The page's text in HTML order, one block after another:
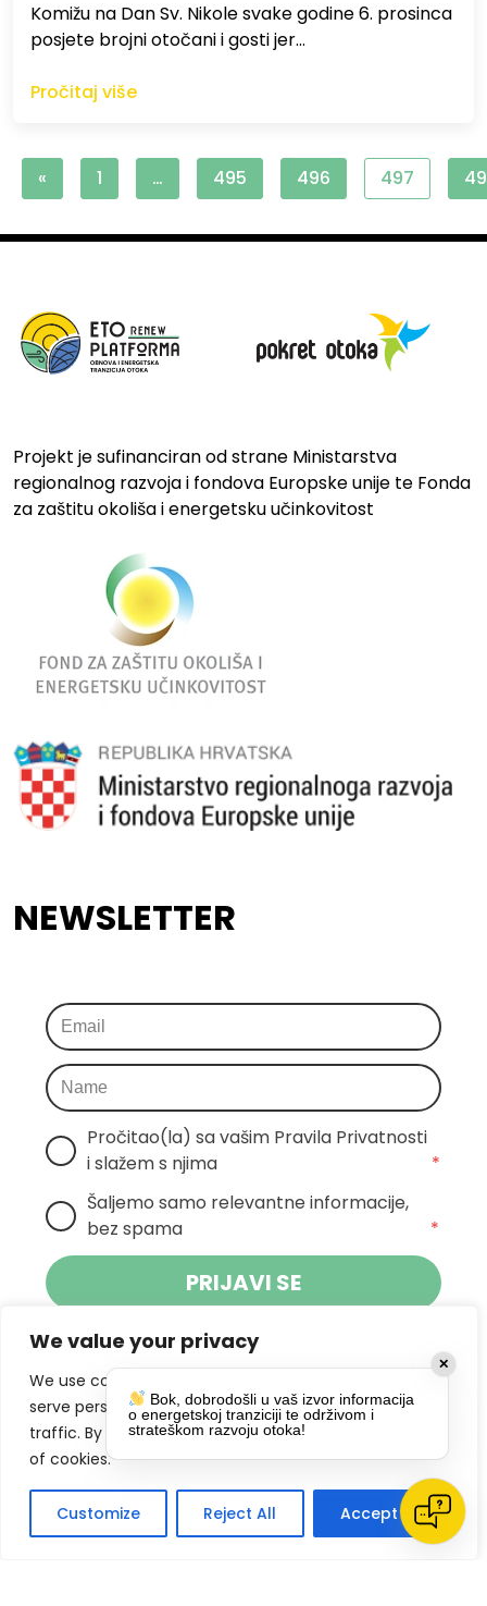
We value your privacy
We use cookies to enhance your browsing experience,
serve personalized ads or content, and analyze our
traffic. By clicking "Accept All", you consent to our use
of cookies.
Customize Reject All Accept All
Komižu na Dan Sv. Nikole svake godine 6. prosinca
posjete brojni otočani i gosti jer…
Pročitaj više
« 1 … 495 496 497
Projekt je sufinanciran od strane Ministarstva
regionalnog razvoja i fondova Europske unije te Fonda
za zaštitu okoliša i energetsku učinkovitost
NEWSLETTER
Pročitao(la) sa vašim Pravila Privatnosti
i slažem s njima
*
Šaljemo samo relevantne informacije,
bez spama
*
PRIJAVI SE
Klikom na gumb dajete suglasnost za
primanje novosti Pokreta Otoka te se
slažete spolitikom privatnosti.
DRUŠTVENE MREŽE
✕
Bok, dobrodošli u vaš izvor informacija
o energetskoj tranziciji te održivom i
strateškom razvoju otoka!